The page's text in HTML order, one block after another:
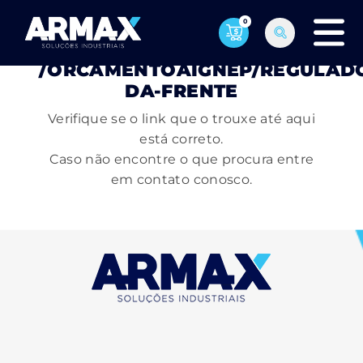
0
PÁGINA NÃO ENCONTRADA
/ORCAMENTOAIGNEP/
DA-FRENTE
Verifique se o link que o trouxe até aqui
está correto.
Caso não encontre o que procura entre
em contato conosco.